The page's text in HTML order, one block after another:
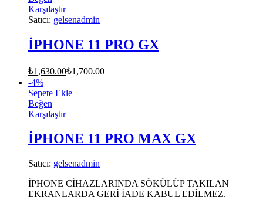
Karşılaştır
Satıcı: gelsenadmin
İPHONE 11 PRO GX
₺1,630.00₺1,700.00
-4%
Sepete Ekle
Beğen
Karşılaştır
İPHONE 11 PRO MAX GX
Satıcı: gelsenadmin
İPHONE CİHAZLARINDA SÖKÜLÜP TAKILAN
EKRANLARDA GERİ İADE KABUL EDİLMEZ.